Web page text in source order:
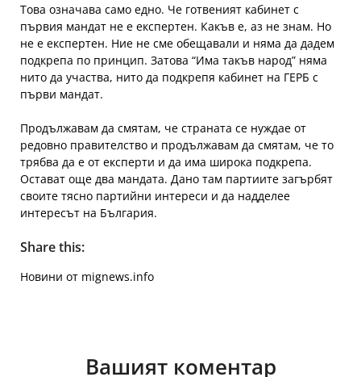
Това означава само едно. Че готвеният кабинет с
първия мандат не е експертен. Какъв е, аз не знам. Но
не е експертен. Ние не сме обещавали и няма да дадем
подкрепа по принцип. Затова “Има такъв народ” няма
нито да участва, нито да подкрепя кабинет на ГЕРБ с
първи мандат.
Продължавам да смятам, че страната се нуждае от
редовно правителство и продължавам да смятам, че то
трябва да е от експерти и да има широка подкрепа.
Остават още два мандата. Дано там партиите загърбят
своите тясно партийни интереси и да надделее
интересът на България.
Share this:
Новини от mignews.info
Вашият коментар